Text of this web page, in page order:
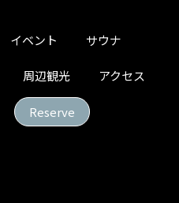
イベント サウナ
周辺観光 アクセス
Reserve